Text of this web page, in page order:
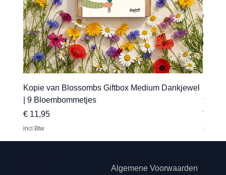
Kopie van Blossombs Giftbox Medium Dankjewel
| 9 Bloembommetjes
Prijs
€ 11,95
incl.Btw
Vanaf
incl.Btw
Algemene Voorwaarden